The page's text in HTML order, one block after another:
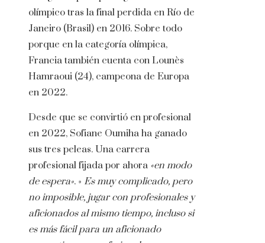
olímpico tras la final perdida en Río de
Janeiro (Brasil) en 2016. Sobre todo
porque en la categoría olímpica,
Francia también cuenta con Lounès
Hamraoui (24), campeona de Europa
en 2022.
Desde que se convirtió en profesional
en 2022, Sofiane Oumiha ha ganado
sus tres peleas. Una carrera
profesional fijada por ahora «en modo
de espera». » Es muy complicado, pero
no imposible, jugar con profesionales y
aficionados al mismo tiempo, incluso si
es más fácil para un aficionado